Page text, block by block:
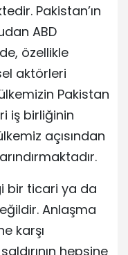
Pakistan’ın
ABD
özellikle
aktörleri
Pakistan
iş birliğinin
açısından
bir ticari ya da
Anlaşma
karşı
hepsine